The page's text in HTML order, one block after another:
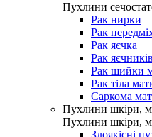
Пухлини
Рак нирки
Рак
Рак яєчка
Рак яєчників
Рак шийки
Рак тіла
Саркома
Пухлини шкіри,
Пухлини шкіри,
Злоякісні